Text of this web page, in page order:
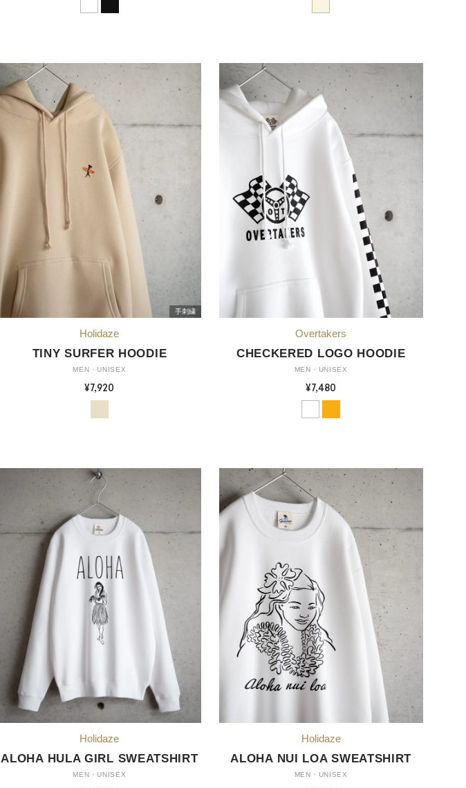
手刺繍
TINY SURFER HOODIE
MEN・UNISEX
¥7,920
CHECKERED LOGO HOODIE
MEN・UNISEX
¥7,480
ALOHA HULA GIRL SWEATSHIRT
MEN・UNISEX
ALOHA NUI LOA SWEATSHIRT
MEN・UNISEX